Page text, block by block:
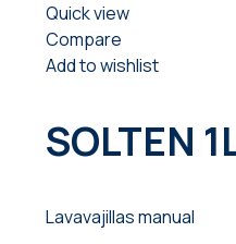
Quick view
Compare
Add to wishlist
SOLTEN
Lavavajillas manual